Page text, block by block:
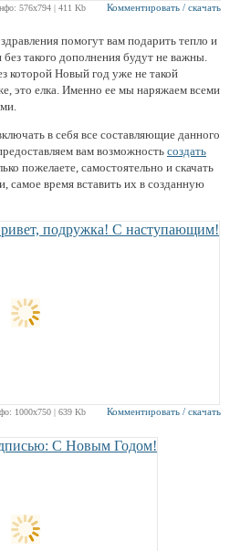
576х794 | 411 Kb Комментировать / скачать
помогут вам подарить тепло и
такого дополнения будут не важны.
которой Новый год уже не такой
это елка. Именно ее мы наряжаем всеми
в себя все составляющие данного
вам возможность создать
пожелаете, самостоятельно и скачать
самое время вставить их в созданную
1000х750 | 639 Kb Комментировать / скачать